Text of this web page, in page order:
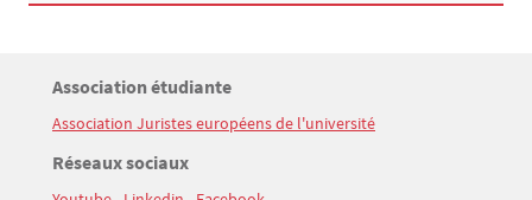
Bloc(s) libre(s)
Titre
Association étudiante
Texte
Association Juristes européens de l'université
Titre
Réseaux sociaux